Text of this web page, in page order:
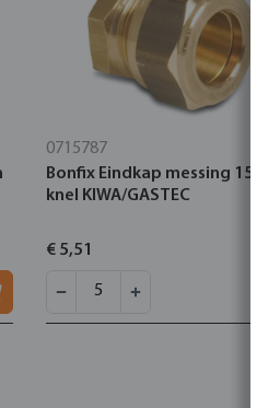
0715787
Bonfix Eindkap messing 15 mm
knel KIWA/GASTEC
€ 5,51